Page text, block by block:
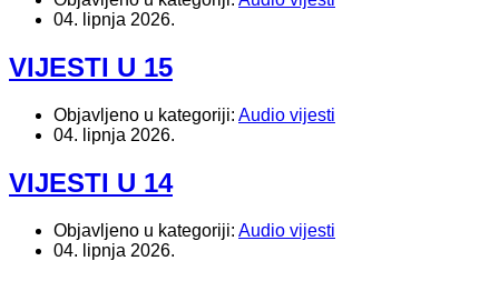
04. lipnja 2026.
VIJESTI U 15
Objavljeno u kategoriji: Audio vijesti
04. lipnja 2026.
VIJESTI U 14
Objavljeno u kategoriji: Audio vijesti
04. lipnja 2026.